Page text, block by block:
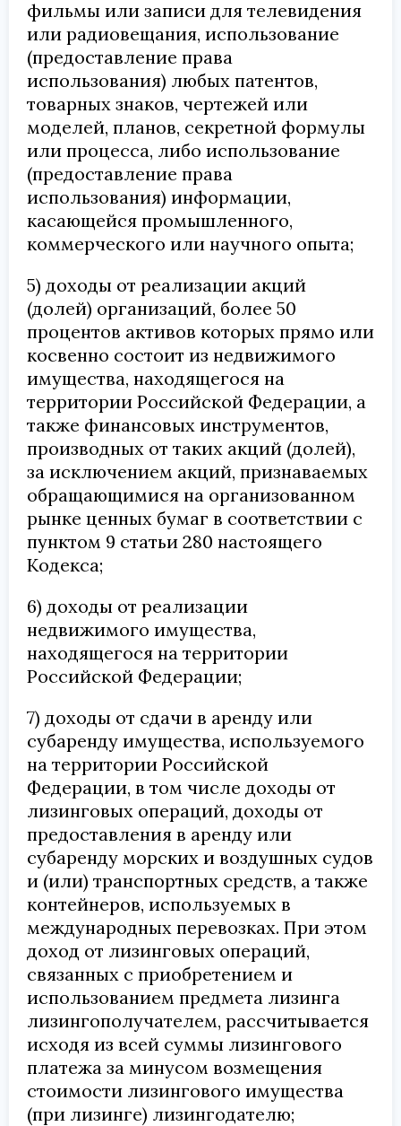
фильмы или записи для телевидения
или радиовещания, использование
(предоставление права
использования) любых патентов,
товарных знаков, чертежей или
моделей, планов, секретной формулы
или процесса, либо использование
(предоставление права
использования) информации,
касающейся промышленного,
коммерческого или научного опыта;
5) доходы от реализации акций
(долей) организаций, более 50
процентов активов которых прямо или
косвенно состоит из недвижимого
имущества, находящегося на
территории Российской Федерации, а
также финансовых инструментов,
производных от таких акций (долей),
за исключением акций, признаваемых
обращающимися на организованном
рынке ценных бумаг в соответствии с
пунктом 9 статьи 280 настоящего
Кодекса;
6) доходы от реализации
недвижимого имущества,
находящегося на территории
Российской Федерации;
7) доходы от сдачи в аренду или
субаренду имущества, используемого
на территории Российской
Федерации, в том числе доходы от
лизинговых операций, доходы от
предоставления в аренду или
субаренду морских и воздушных судов
и (или) транспортных средств, а также
контейнеров, используемых в
международных перевозках. При этом
доход от лизинговых операций,
связанных с приобретением и
использованием предмета лизинга
лизингополучателем, рассчитывается
исходя из всей суммы лизингового
платежа за минусом возмещения
стоимости лизингового имущества
(при лизинге) лизингодателю;